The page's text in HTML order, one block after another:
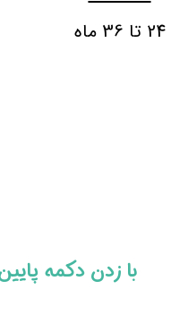
24 تا 36 ماه
​​با زدن دکمه